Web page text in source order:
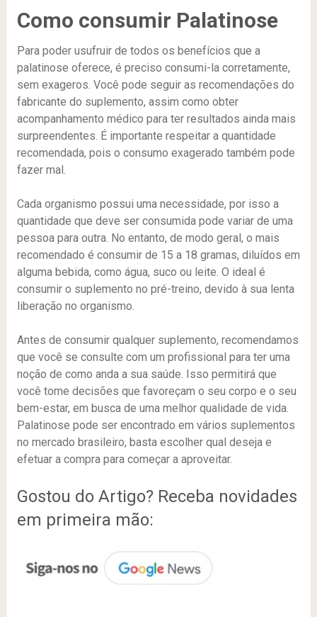
Como consumir Palatinose
Para poder usufruir de todos os benefícios que a
palatinose oferece, é preciso consumi-la corretamente,
sem exageros. Você pode seguir as recomendações do
fabricante do suplemento, assim como obter
acompanhamento médico para ter resultados ainda mais
surpreendentes. É importante respeitar a quantidade
recomendada, pois o consumo exagerado também pode
fazer mal.
Cada organismo possui uma necessidade, por isso a
quantidade que deve ser consumida pode variar de uma
pessoa para outra. No entanto, de modo geral, o mais
recomendado é consumir de 15 a 18 gramas, diluídos em
alguma bebida, como água, suco ou leite. O ideal é
consumir o suplemento no pré-treino, devido à sua lenta
liberação no organismo.
Antes de consumir qualquer suplemento, recomendamos
que você se consulte com um profissional para ter uma
noção de como anda a sua saúde. Isso permitirá que
você tome decisões que favoreçam o seu corpo e o seu
bem-estar, em busca de uma melhor qualidade de vida.
Palatinose pode ser encontrado em vários suplementos
no mercado brasileiro, basta escolher qual deseja e
efetuar a compra para começar a aproveitar.
Gostou do Artigo? Receba novidades
em primeira mão: